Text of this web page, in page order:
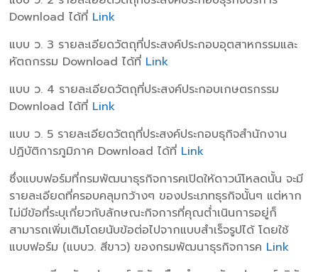
Download ได้ที่ Link
แบบ ว. 3 รายละเอียดวัตถุที่ประสงค์ประกอบอุตสาหกรรมและ
หัตถกรรม Download ได้ที่ Link
แบบ ว. 4 รายละเอียดวัตถุที่ประสงค์ประกอบเกษตรกรรม
Download ได้ที่ Link
แบบ ว. 5 รายละเอียดวัตถุที่ประสงค์ประกอบธุกิจสำนักงาน
ปฏิบัติการภูมิภาค Download ได้ที่ Link
ซึ่งแบบฟอร์มที่กรมพัฒนาธุรกิจการคเปิดให้ดาวน์โหลดนั้น จะมี
รายละเอียดที่ครอบคลุมกว้างๆ ของประเภทธุรกิจนั้นๆ แต่หาก
ไม่มีข้อที่ระบุเกี่ยวกับลักษณะกิจการที่คุณต่ำเนินการอยู่ก็
สามารถเพิ่มเติมโดยนับข้อต่อไปจากแบบสำเร็จรูปได้ โดยใช้
แบบฟอร์ม (แบบว. สีขาว) ของกรมพัฒนาธุรกิจการค Link